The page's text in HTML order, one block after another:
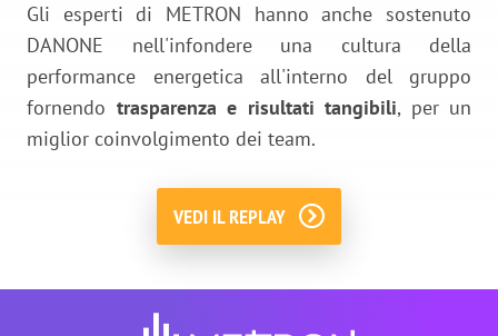
Gli esperti di METRON hanno anche sostenuto
DANONE nell'infondere una cultura della
performance energetica all'interno del gruppo
fornendo trasparenza e risultati tangibili, per un
miglior coinvolgimento dei team.
VEDI IL REPLAY